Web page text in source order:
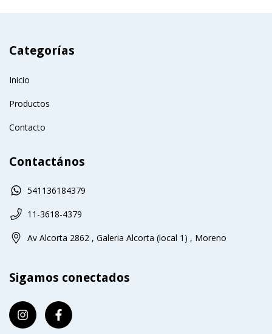
Categorías
Inicio
Productos
Contacto
Contactános
541136184379
11-3618-4379
Av Alcorta 2862 , Galeria Alcorta (local 1) , Moreno
Sigamos conectados